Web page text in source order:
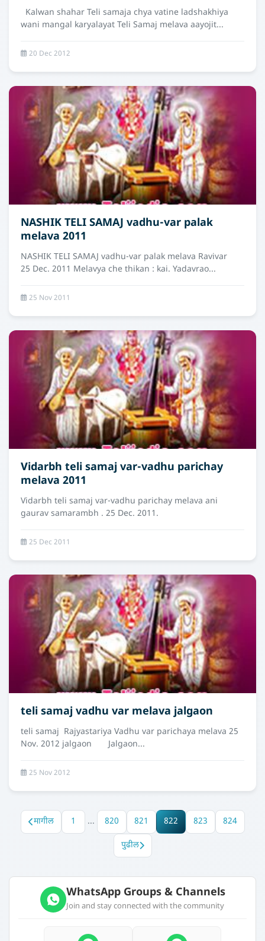
Kalwan shahar Teli samaja chya vatine ladshakhiya
wani mangal karyalayat Teli Samaj melava aayojit...
20 Dec 2012
NASHIK TELI SAMAJ vadhu-var palak
melava 2011
NASHIK TELI SAMAJ vadhu-var palak melava Ravivar
25 Dec. 2011 Melavya che thikan : kai. Yadavrao...
25 Nov 2011
Vidarbh teli samaj var-vadhu parichay
melava 2011
Vidarbh teli samaj var-vadhu parichay melava ani
gaurav samarambh . 25 Dec. 2011.
25 Dec 2011
teli samaj vadhu var melava jalgaon
teli samaj Rajyastariya Vadhu var parichaya melava 25
Nov. 2012 jalgaon Jalgaon...
25 Nov 2012
मागील 1 ... 820 821 822 823 824
पुढील
WhatsApp Groups & Channels
Join and stay connected with the community